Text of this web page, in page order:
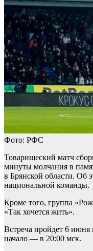
Фото: РФС
Товарищеский матч
минуты молчания в
в Брянской области. Об
национальной команды.
Кроме того, группа
«Так хочется жить».
Встреча пройдет 6
начало — в 20:00 мск.